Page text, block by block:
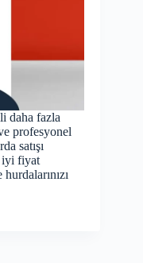
daha fazla
profesyonel
satışı
iyi fiyat